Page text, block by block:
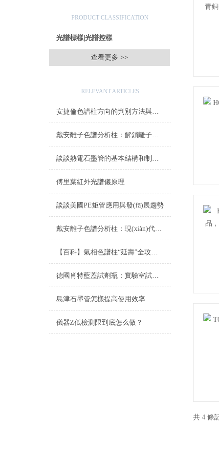
PRODUCT CLASSIFICATION
光譜標樣|光譜控樣
查看更多 >>
RELEVANT ARTICLES
安捷倫色譜柱方向的判別方法與重要性
戴安離子色譜分析柱：解鎖離子分析的奧秘之門
談談熱電石墨管的基本結構和制備技術
傅里葉紅外光譜儀原理
談談美國PE矩管應用與發(fā)展趨勢
戴安離子色譜分析柱：現(xiàn)代分析化學的微尺度工具
【百科】氣相色譜柱“延壽”全攻略：從正確安裝、老化到日常維護的每一步
德國肖特藍蓋試劑瓶：實驗室試劑儲存與樣本管理的全球黃金標準
島津石墨管怎樣提高使用效率
儀器Z低檢測限到底怎么做？
共 4 條